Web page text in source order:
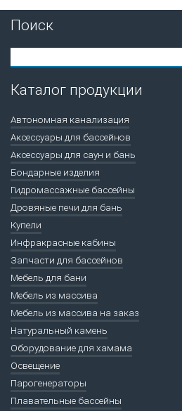
Поиск
Каталог продукции
Автономная канализация
Аксессуары для бассейнов
Аксессуары для саун и бань
Бондарные изделия
Гидромассажные бассейны
Дровяные печи для бань
Купели
Инфракрасные кабины
Запчасти для бассейнов
Мебель для бани
Мебель из массива
Мебель из массива на заказ
Натуральный камень
Оборудование для хамама
Освещение
Парогенераторы
Плавательные бассейны